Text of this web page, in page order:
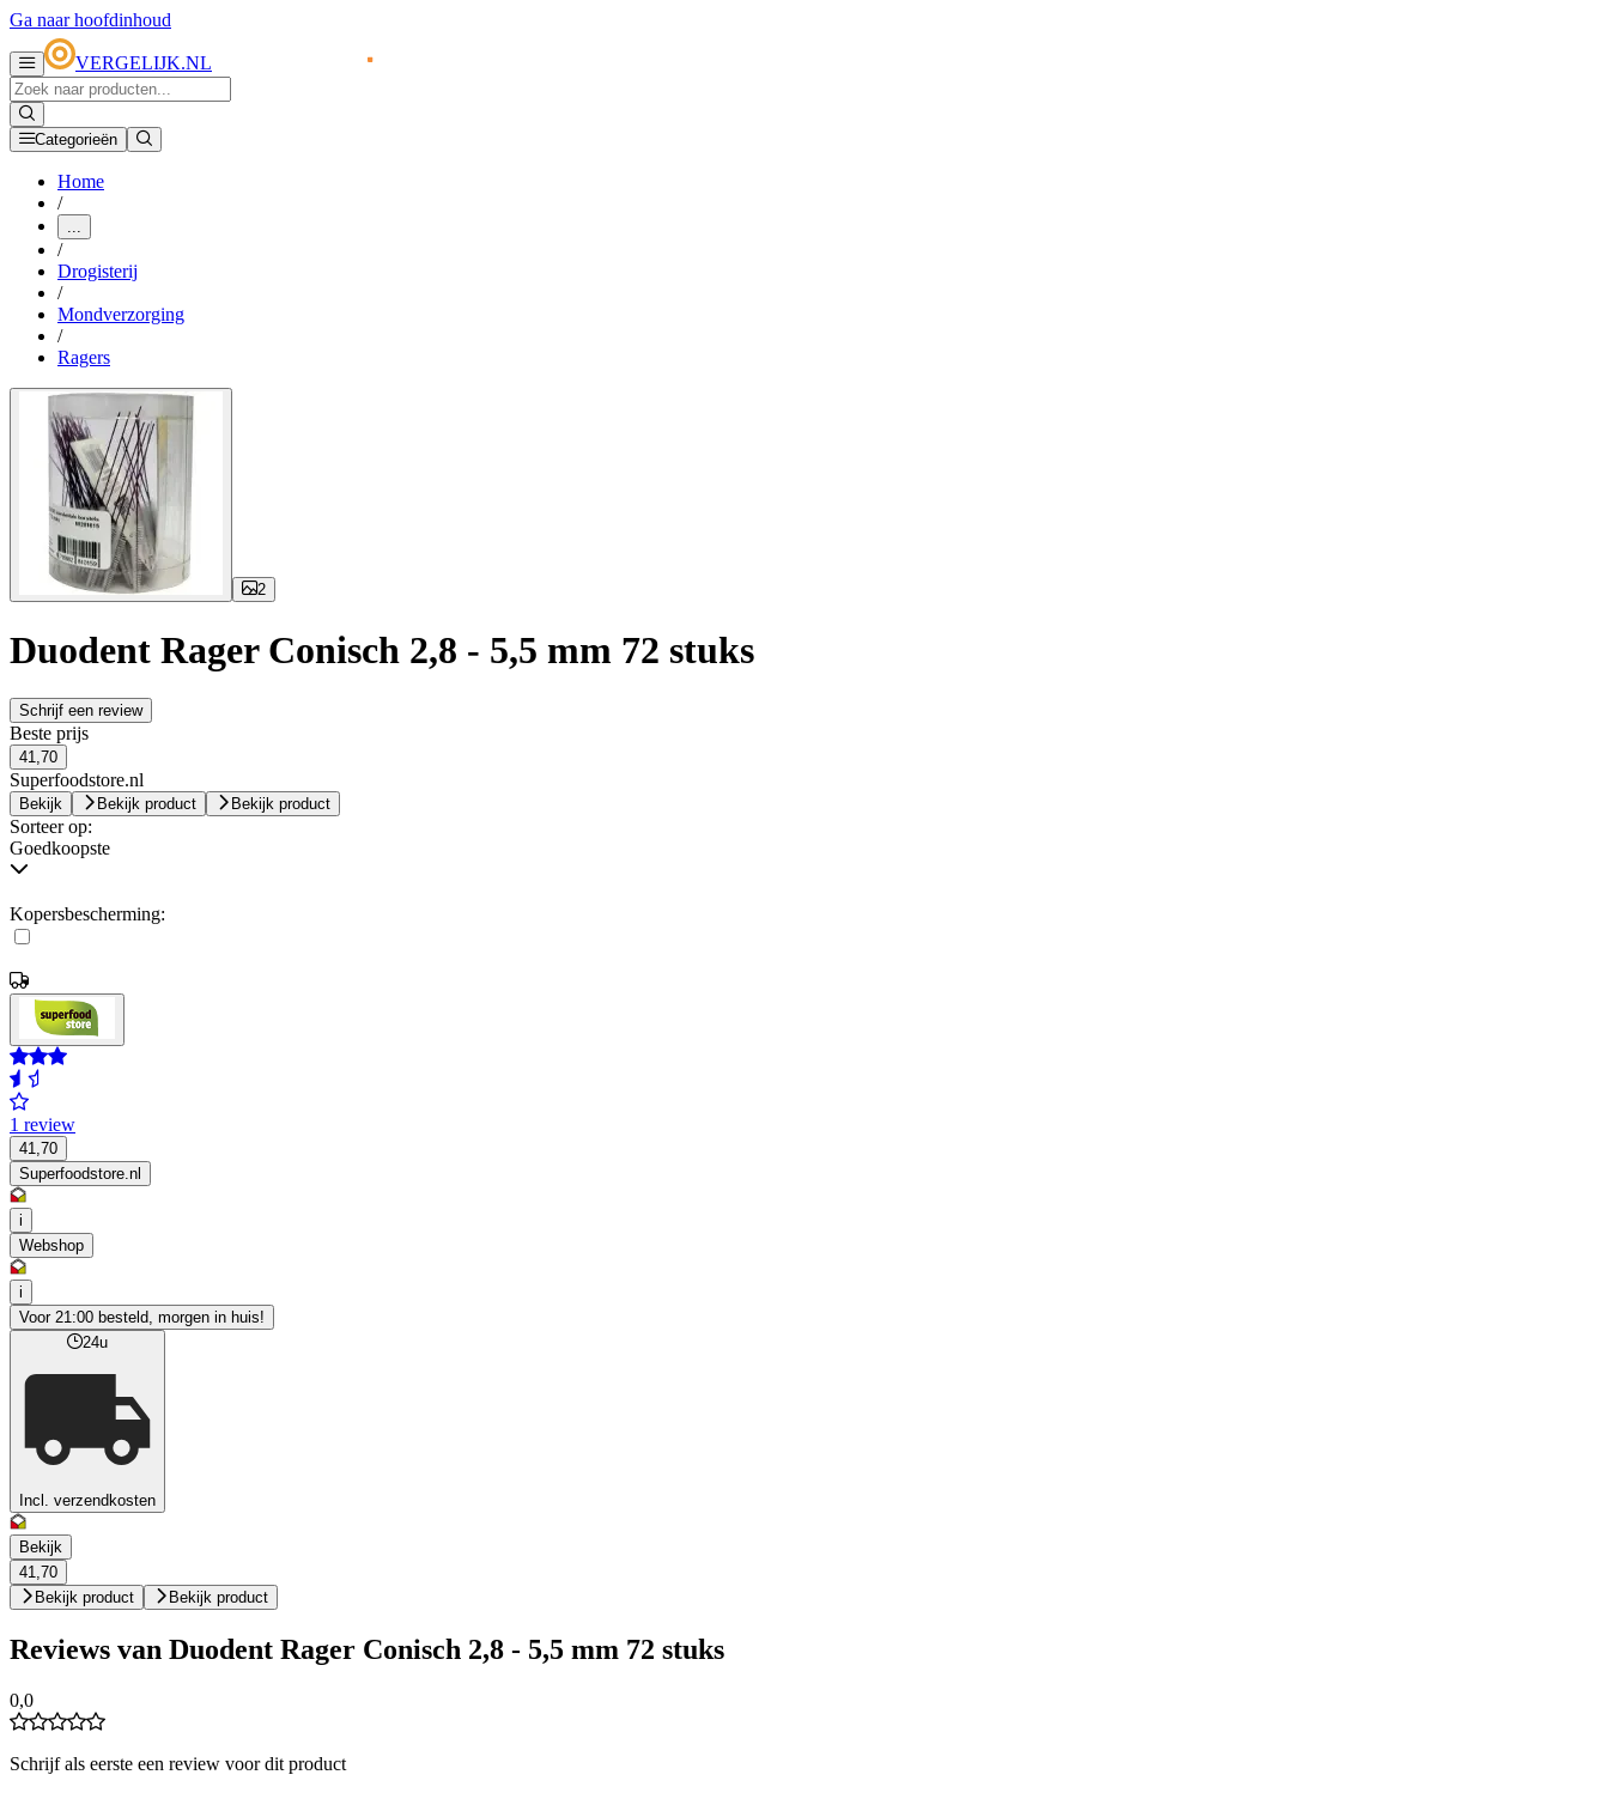
Ga naar hoofdinhoud
VERGELIJK.NL
Categorieën
Home
/
...
/
Drogisterij
/
Mondverzorging
/
Ragers
2
Duodent Rager Conisch 2,8 - 5,5 mm 72 stuks
Schrijf een review
Beste prijs
41,70
Superfoodstore.nl
Bekijk Bekijk product Bekijk product
Sorteer op:
Goedkoopste
Kopersbescherming:
1 review
41,70
Superfoodstore.nl
i
Webshop
i
Voor 21:00 besteld, morgen in huis!
24u
Incl. verzendkosten
Bekijk
41,70
Bekijk product
Bekijk product
Reviews van Duodent Rager Conisch 2,8 - 5,5 mm 72 stuks
0,0
Schrijf als eerste een review voor dit product